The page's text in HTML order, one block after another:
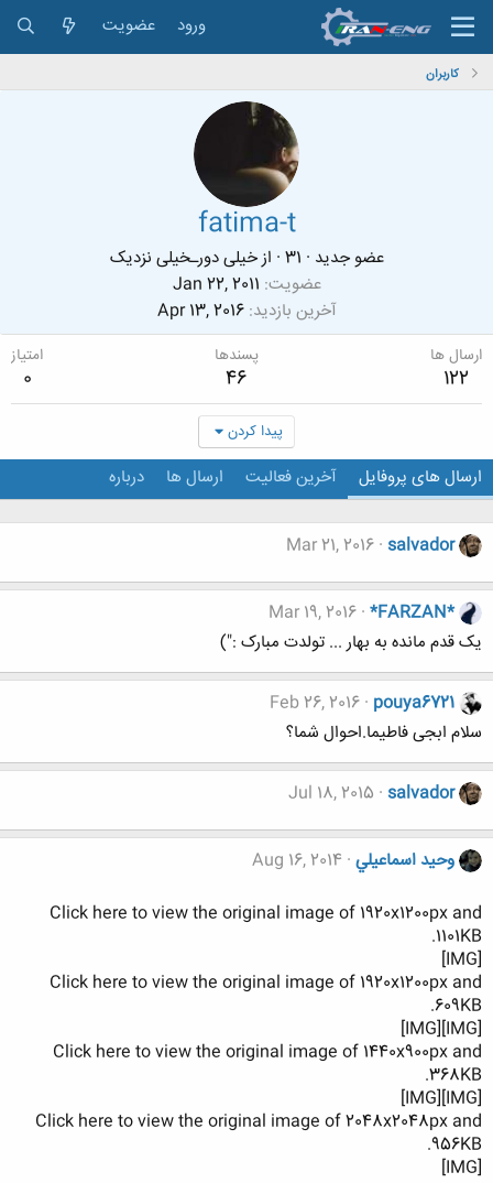
ورود عضویت
کاربران
fatima-t
عضو جدید ·
· ازخیلی دورـخیلی نزدیک
عضویت Jan 22, 2011
آخرین بازدید Apr 13, 2016
ارسال ها
122
پسندها
46
امتیاز
0
پیدا کردن
ارسال های پروفایل آخرین فعالیت ارسال ها درباره
salvador
Mar 21, 2016
*FARZAN*
Mar 19, 2016
یک قدم مانده به بهار ... تولدت مبارک :")
pouya6721
Feb 26, 2016
سلام ابجی فاطیما.احوال شما؟
salvador
Jul 18, 2015
وحيد اسماعيلي Aug 16, 2014
Click here to view the original image of 1920x1200px and
1101KB.
[IMG]
Click here to view the original image of 1920x1200px and
609KB.
[IMG][IMG]
Click here to view the original image of 1440x900px and
368KB.
[IMG][IMG]
Click here to view the original image of 2048x2048px and
956KB.
[IMG]